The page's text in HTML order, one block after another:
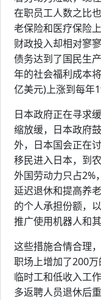
在职员工人数之比
老保险和医疗保险
财政投入却相对寥
债务达到了国民生
年的社会福利成本
亿美元)上涨到每年
日本政府正在寻求
缩放缓，日本政府
外，日本国会正在
移民进入日本，到
外国劳动力只占2%
延迟退休和提高养
的个人承担份额，
推广使用机器人和
这些措施合情合理
职场上增加了200
临时工和低收入工
多返聘人员退休后